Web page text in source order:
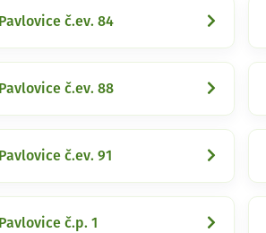
Pavlovice č.ev. 84
Pavlovice č.ev. 88
Pavlovice č.ev. 91
Pavlovice č.p. 1